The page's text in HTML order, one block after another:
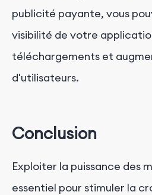
publicité payante, vous
visibilité de votre
téléchargements et
d'utilisateurs.
Conclusion
Exploiter la puissance des
essentiel pour stimuler la